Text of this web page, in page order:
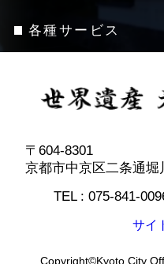
各種サービス
〒604-8301
京都市中京区二条通堀
TEL : 075-841-
サイ
Copyright©Kyoto City